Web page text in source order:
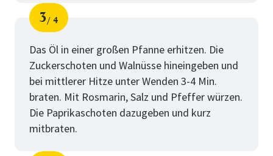
Schritt
3
von
4
Das Öl in einer großen Pfanne erhitzen. Die
Zuckerschoten und Walnüsse hineingeben und
bei mittlerer Hitze unter Wenden 3-4 Min.
braten. Mit Rosmarin, Salz und Pfeffer würzen.
Die Paprikaschoten dazugeben und kurz
mitbraten.